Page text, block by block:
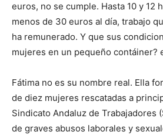
euros, no se cumple. Hasta 10 y 12
menos de 30 euros al día, trabajo
ha remunerado. Y que sus
mujeres en un pequeño contáiner?
Fátima no es su nombre real. Ella
de diez mujeres rescatadas a
Sindicato Andaluz de Trabajadores
de graves abusos laborales y